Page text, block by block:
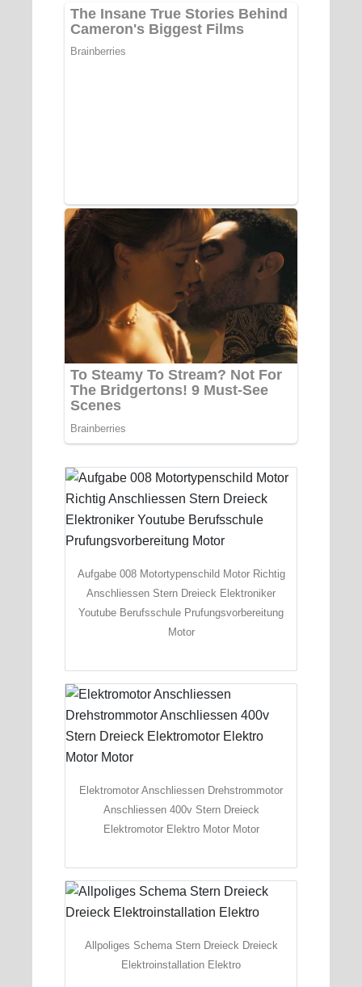
Aufgabe 008 Motortypenschild Motor Richtig
Anschliessen Stern Dreieck Elektroniker
Youtube Berufsschule Prufungsvorbereitung
Motor
Elektromotor Anschliessen Drehstrommotor
Anschliessen 400v Stern Dreieck
Elektromotor Elektro Motor Motor
Allpoliges Schema Stern Dreieck Dreieck
Elektroinstallation Elektro